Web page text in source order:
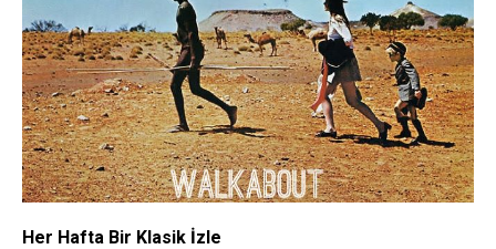
Her Hafta Bir Klasik İzle